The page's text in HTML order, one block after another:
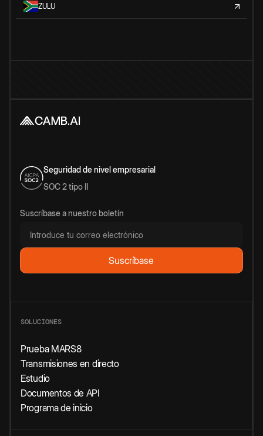
ZULU
Seguridad de nivel empresarial
SOC 2 tipo II
Suscríbase a nuestro boletín
SOLUCIONES
Prueba MARS8
Transmisiones en directo
Estudio
Documentos de API
Programa de inicio